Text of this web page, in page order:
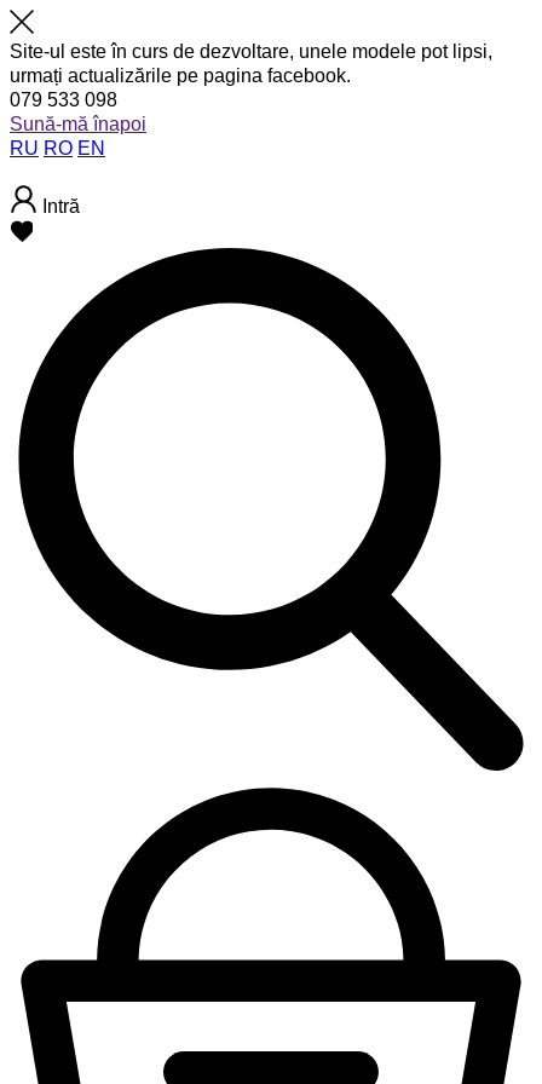
Site-ul este în curs de dezvoltare, unele modele pot lipsi,
urmați actualizările pe pagina facebook.
079 533 098
Sună-mă înapoi
RU RO EN
Intră